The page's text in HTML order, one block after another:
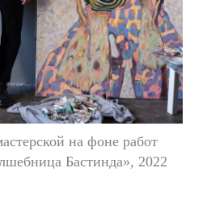
на фоне работ
Бастинда», 2022